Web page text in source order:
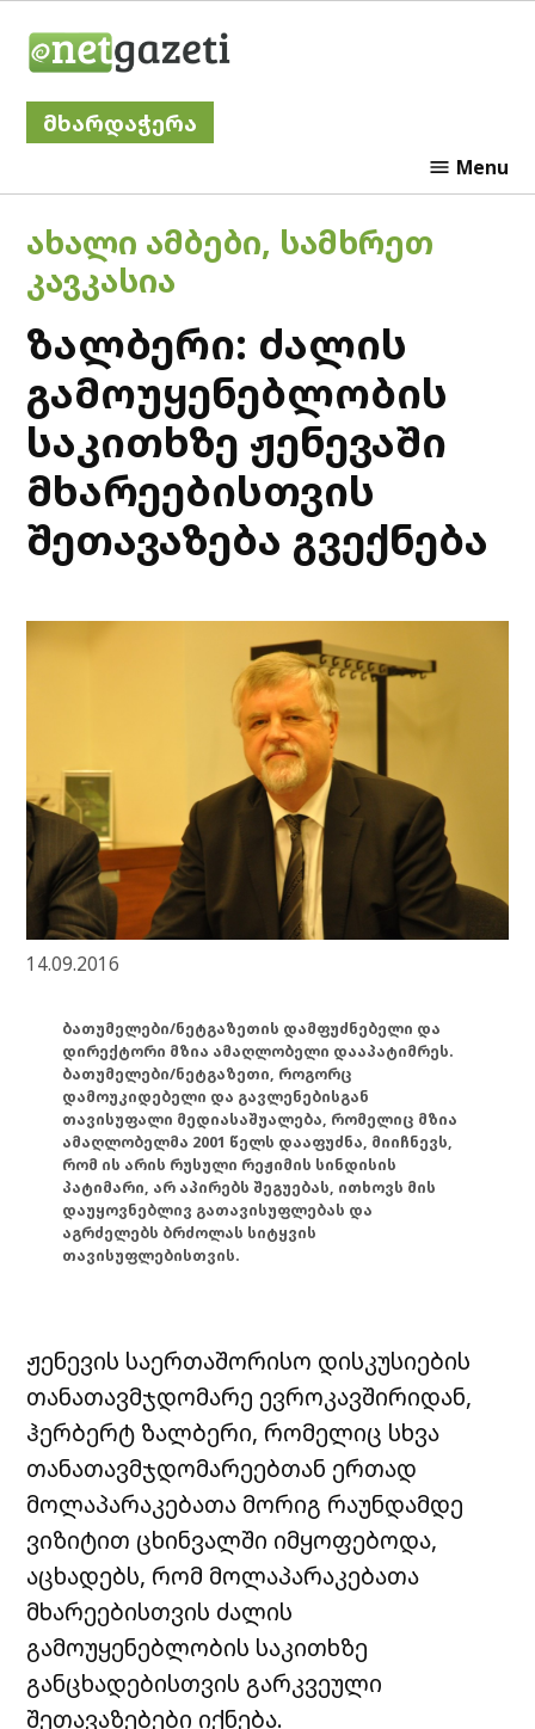
მხარდაჭერა
Menu
POSTED
IN
ᲐᲮᲐᲚᲘ ᲐᲛᲑᲔᲑᲘ, ᲡᲐᲛᲮᲠᲔᲗ
ᲙᲐᲕᲙᲐᲡᲘᲐ
ზალბერი: ძალის
გამოუყენებლობის
საკითხზე ჟენევაში
მხარეებისთვის
შეთავაზება გვექნება
14.09.2016
ბათუმელები/ნეტგაზეთის დამფუძნებელი და
დირექტორი მზია ამაღლობელი დააპატიმრეს.
ბათუმელები/ნეტგაზეთი, როგორც
დამოუკიდებელი და გავლენებისგან
თავისუფალი მედიასაშუალება, რომელიც მზია
ამაღლობელმა 2001 წელს დააფუძნა, მიიჩნევს,
რომ ის არის რუსული რეჟიმის სინდისის
პატიმარი, არ აპირებს შეგუებას, ითხოვს მის
დაუყოვნებლივ გათავისუფლებას და
აგრძელებს ბრძოლას სიტყვის
თავისუფლებისთვის.
ჟენევის საერთაშორისო დისკუსიების
თანათავმჯდომარე ევროკავშირიდან,
ჰერბერტ ზალბერი, რომელიც სხვა
თანათავმჯდომარეებთან ერთად
მოლაპარაკებათა მორიგ რაუნდამდე
ვიზიტით ცხინვალში იმყოფებოდა,
აცხადებს, რომ მოლაპარაკებათა
მხარეებისთვის ძალის
გამოუყენებლობის საკითხზე
განცხადებისთვის გარკვეული
შეთავაზებები იქნება.